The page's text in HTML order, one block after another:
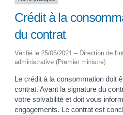
Crédit à la
du contrat
Vérifié le 25/05/2021 – Direction de
administrative (Premier ministre)
Le crédit à la consommation doit
contrat. Avant la signature du
votre solvabilité et doit vous
engagements. Le contrat est